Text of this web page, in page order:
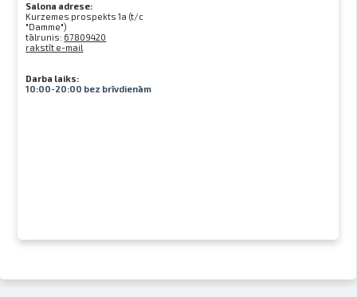
Salona adrese:
Kurzemes prospekts 1a (t/c
"Damme")
tālrunis: 67809420
rakstīt e-mail
Darba laiks:
10:00-20:00 bez brīvdienām